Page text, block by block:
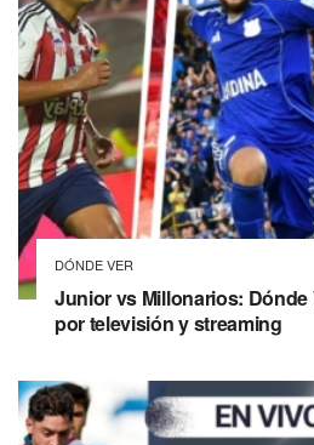
DÓNDE VER
Junior vs Millonarios: Dónde
por televisión y streaming